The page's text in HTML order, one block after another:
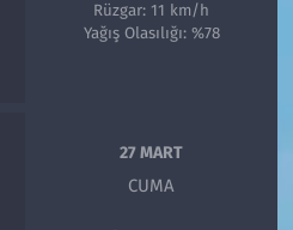
Rüzgar: 11 km/h
Yağış Olasılığı: %78
27 MART
CUMA